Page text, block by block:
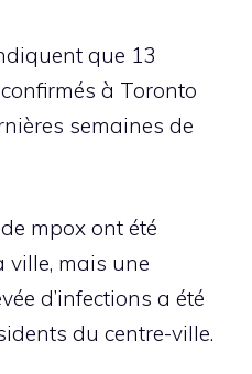
que 13
à Toronto
semaines de
mpox ont été
ville, mais une
d’infections a été
du centre-ville.